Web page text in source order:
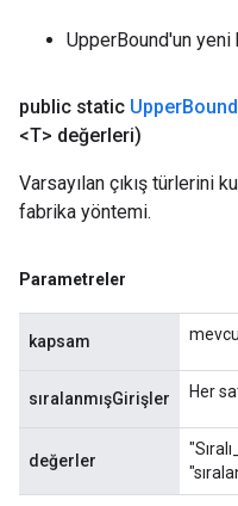
UpperBound'un yeni
public static UpperBound
<T> değerleri)
Varsayılan çıkış türlerini
fabrika yöntemi.
Parametreler
kapsam
sıralanmışGirişler Her
değerler